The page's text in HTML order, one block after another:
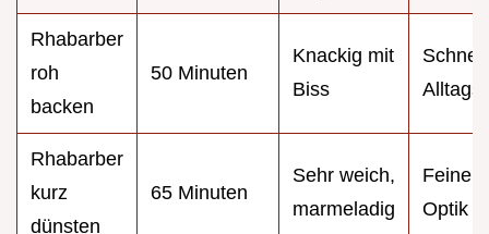
Rhabarber
roh
backen
50 Minuten
Knackig mit
Biss
Rhabarber
kurz
dünsten
65 Minuten
Sehr weich,
marmeladig
Feine
Optik